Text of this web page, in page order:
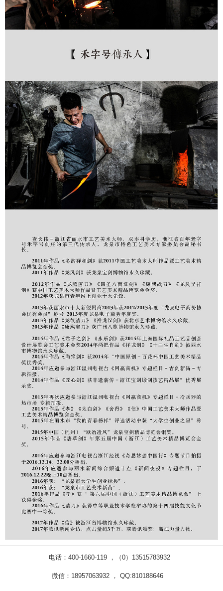
电话：400-1660-119 ，（0）13515783932
微信：18957063932 ， QQ:810188646